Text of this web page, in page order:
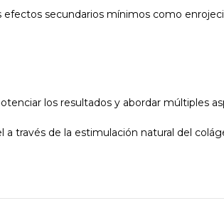
secundarios mínimos como
los resultados y abordar múltiples
través de la estimulación natural del